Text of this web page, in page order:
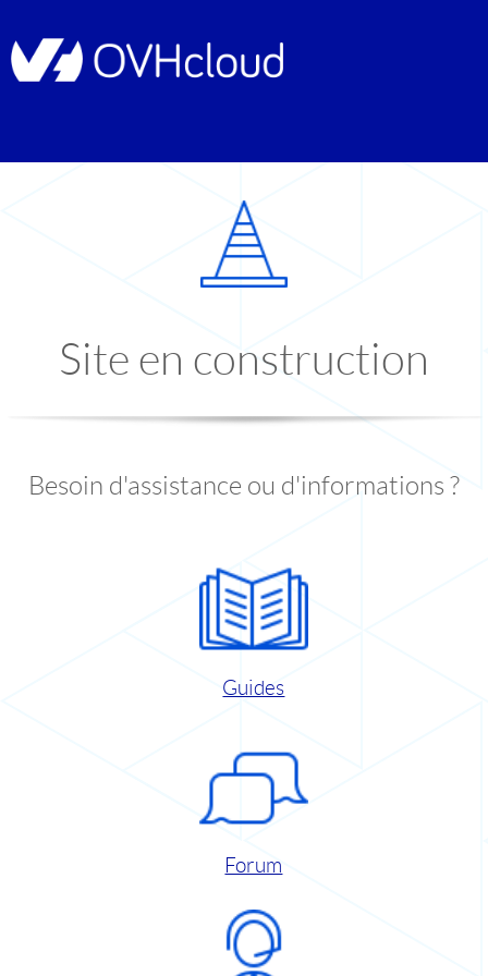
Site en construction
Besoin d'assistance ou d'informations ?
Guides
Forum